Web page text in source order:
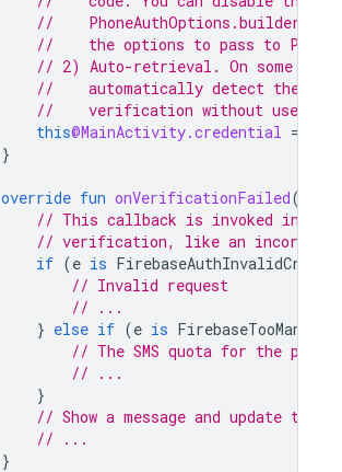
//
//    the options to pass to
// 2) Auto-retrieval. On some
//    automatically detect the
//    verification without user
this@MainActivity.credential =
}
override fun onVerificationFailed(
// This callback is invoked in
// verification, like an incorrect
if (e is
// Invalid request
// ...
} else if (e is
// The SMS quota for the
// ...
}
// Show a message and update the UI
// ...
}